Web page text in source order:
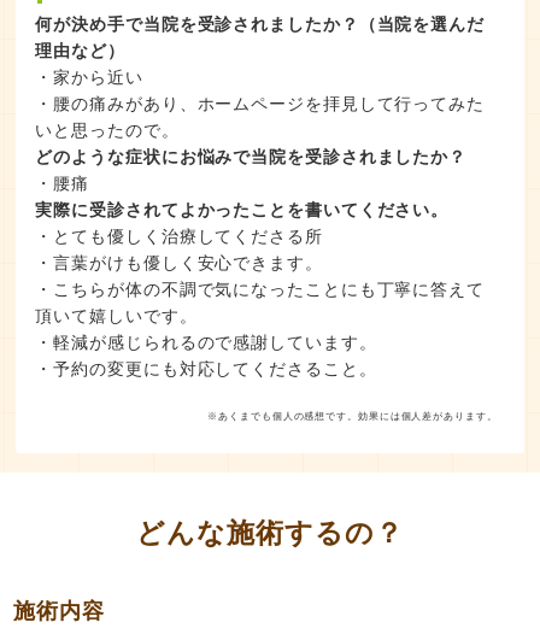
何が決め手で当院を受診されましたか？（当院を選んだ
理由など）
・家から近い
・腰の痛みがあり、ホームページを拝見して行ってみた
いと思ったので。
どのような症状にお悩みで当院を受診されましたか？
・腰痛
実際に受診されてよかったことを書いてください。
・とても優しく治療してくださる所
・言葉がけも優しく安心できます。
・こちらが体の不調で気になったことにも丁寧に答えて
頂いて嬉しいです。
・軽減が感じられるので感謝しています。
・予約の変更にも対応してくださること。
※あくまでも個人の感想です。効果には個人差があります。
どんな施術するの？
施術内容